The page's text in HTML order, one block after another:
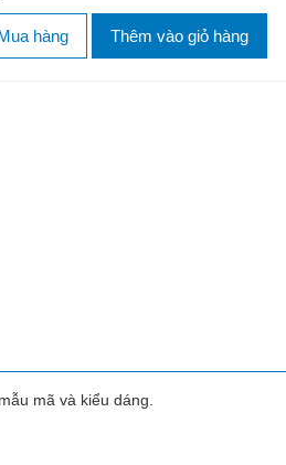
hàng Thêm vào giỏ hàng
mã và kiểu dáng.